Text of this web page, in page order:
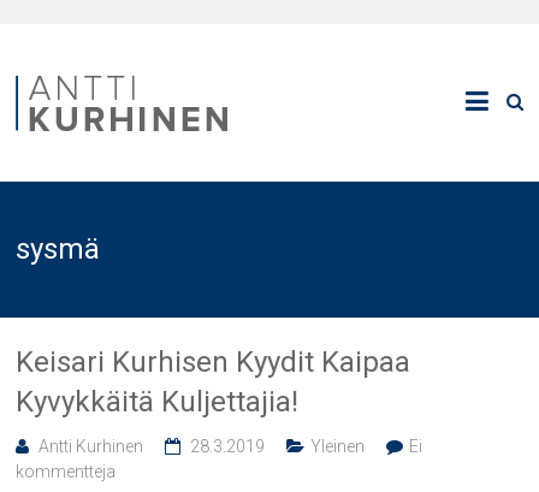
sysmä
Keisari Kurhisen Kyydit Kaipaa
Kyvykkäitä Kuljettajia!
Antti Kurhinen 28.3.2019 Yleinen
Ei
kommentteja